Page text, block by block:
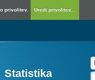
privolitev. Uredi privolitev...
Statistika